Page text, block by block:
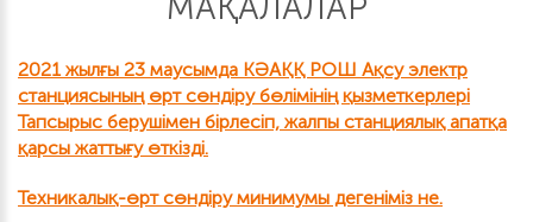
2021 жылғы 23 маусымда КӘАҚҚ РОШ Ақсу электр
станциясының өрт сөндіру бөлімінің қызметкерлері
Тапсырыс берушімен бірлесіп, жалпы станциялық апатқа
қарсы жаттығу өткізді.
Техникалық-өрт сөндіру минимумы дегеніміз не.